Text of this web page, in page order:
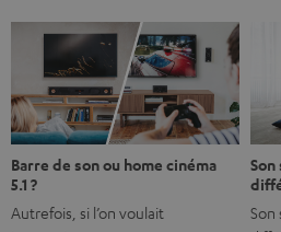
Barre de son ou home cinéma
5.1 ?
Autrefois, si l’on voulait
Son